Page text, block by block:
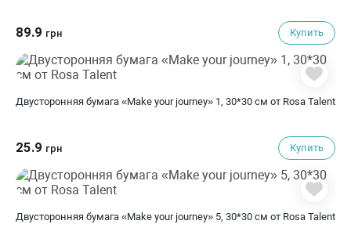
89.9 грн Купить
Двусторонняя бумага «Make your journey» 1, 30*30 см от Rosa Talent
25.9 грн Купить
Двусторонняя бумага «Make your journey» 5, 30*30 см от Rosa Talent